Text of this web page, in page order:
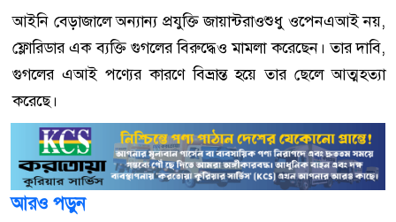
আইনি বেড়াজালে অন্যান্য প্রযুক্তি জায়ান্টরাওশুধু ওপেনএআই নয়,
ফ্লোরিডার এক ব্যক্তি গুগলের বিরুদ্ধেও মামলা করেছেন। তার দাবি,
গুগলের এআই পণ্যের কারণে বিভ্রান্ত হয়ে তার ছেলে আত্মহত্যা
করেছে।
আরও পড়ুন